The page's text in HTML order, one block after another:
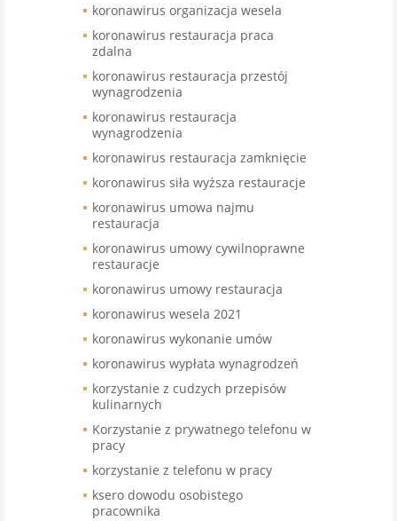
koronawirus organizacja wesela
koronawirus restauracja praca
zdalna
koronawirus restauracja przestój
wynagrodzenia
koronawirus restauracja
wynagrodzenia
koronawirus restauracja zamknięcie
koronawirus siła wyższa restauracje
koronawirus umowa najmu
restauracja
koronawirus umowy cywilnoprawne
restauracje
koronawirus umowy restauracja
koronawirus wesela 2021
koronawirus wykonanie umów
koronawirus wypłata wynagrodzeń
korzystanie z cudzych przepisów
kulinarnych
Korzystanie z prywatnego telefonu w
pracy
korzystanie z telefonu w pracy
ksero dowodu osobistego
pracownika